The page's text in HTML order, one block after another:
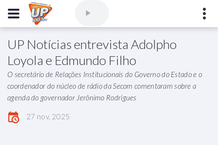
Comercial (77) 3421-3710
Ouvintes
marioborim@radioupconquista.com.br
UP Notícias entrevista Adolpho
Loyola e Edmundo Filho
O secretário de Relações Institucionais do Governo do Estado e o
coordenador do núcleo de rádio da Secom comentaram sobre a
agenda do governador Jerônimo Rodrigues
27 nov, 2025